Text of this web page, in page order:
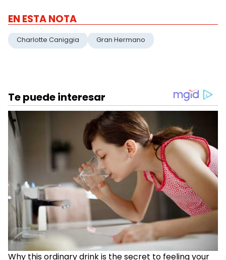
EN ESTA NOTA
Charlotte Caniggia Gran Hermano